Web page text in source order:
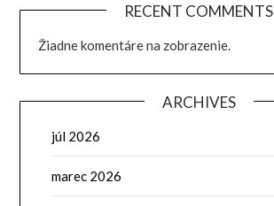
RECENT COMMENTS
Žiadne komentáre na zobrazenie.
ARCHIVES
júl 2026
marec 2026